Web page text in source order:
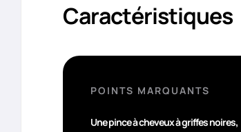
Caractéristiques
POINTS MARQUANTS
Une pince à cheveux à griffes noires,